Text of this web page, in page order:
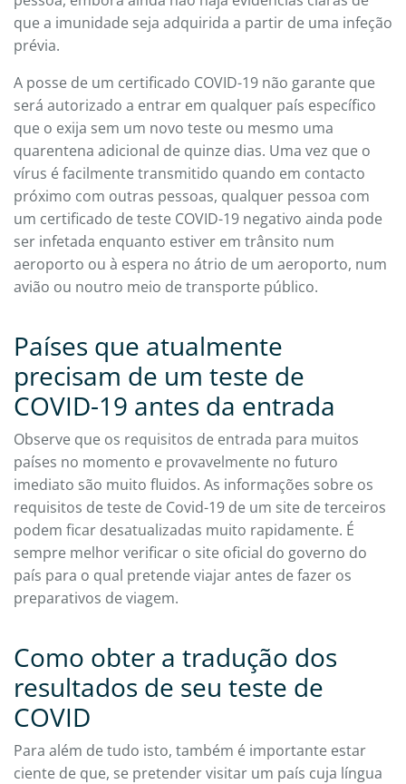
que a imunidade seja adquirida a partir de uma infeção
prévia.
A posse de um certificado COVID-19 não garante que
será autorizado a entrar em qualquer país específico
que o exija sem um novo teste ou mesmo uma
quarentena adicional de quinze dias. Uma vez que o
vírus é facilmente transmitido quando em contacto
próximo com outras pessoas, qualquer pessoa com
um certificado de teste COVID-19 negativo ainda pode
ser infetada enquanto estiver em trânsito num
aeroporto ou à espera no átrio de um aeroporto, num
avião ou noutro meio de transporte público.
Países que atualmente
precisam de um teste de
COVID-19 antes da entrada
Observe que os requisitos de entrada para muitos
países no momento e provavelmente no futuro
imediato são muito fluidos. As informações sobre os
requisitos de teste de Covid-19 de um site de terceiros
podem ficar desatualizadas muito rapidamente. É
sempre melhor verificar o site oficial do governo do
país para o qual pretende viajar antes de fazer os
preparativos de viagem.
Como obter a tradução dos
resultados de seu teste de
COVID
Para além de tudo isto, também é importante estar
ciente de que, se pretender visitar um país cuja língua